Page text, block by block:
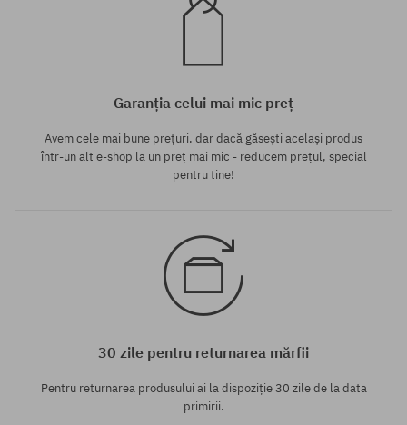
Garanția celui mai mic preț
Avem cele mai bune prețuri, dar dacă găsești același produs
într-un alt e-shop la un preț mai mic - reducem prețul, special
pentru tine!
30 zile pentru returnarea mărfii
Pentru returnarea produsului ai la dispoziție 30 zile de la data
primirii.